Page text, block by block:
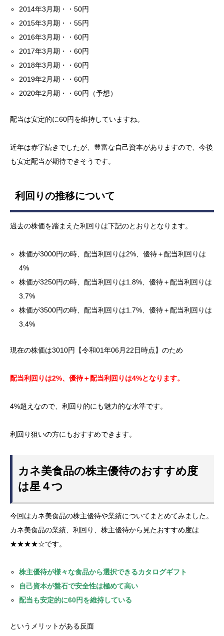
2014年3月期・・50円
2015年3月期・・55円
2016年3月期・・60円
2017年3月期・・60円
2018年3月期・・60円
2019年2月期・・60円
2020年2月期・・60円（予想）
配当は安定的に60円を維持していますね。
近年は赤字続きでしたが、豊富な自己資本がありますので、今後
も安定配当が期待できそうです。
利回りの推移について
過去の株価を踏まえた利回りは下記のとおりとなります。
株価が3000円の時、配当利回りは2%、優待＋配当利回りは
4%
株価が3250円の時、配当利回りは1.8%、優待＋配当利回りは
3.7%
株価が3500円の時、配当利回りは1.7%、優待＋配当利回りは
3.4%
現在の株価は3010円【令和01年06月22日時点】のため
配当利回りは2%、優待＋配当利回りは4%となります。
4%超えなので、利回り的にも魅力的な水準です。
利回り狙いの方にもおすすめできます。
カネ美食品の株主優待のおすすめ度
は星４つ
今回はカネ美食品の株主優待や業績についてまとめてみました。
カネ美食品の業績、利回り、株主優待から見たおすすめ度は
★★★★☆です。
株主優待が様々な食品から選択できるカタログギフト
自己資本が盤石で安全性は極めて高い
配当も安定的に60円を維持している
というメリットがある反面